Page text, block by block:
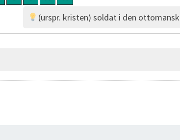
(urspr. kristen) soldat i den